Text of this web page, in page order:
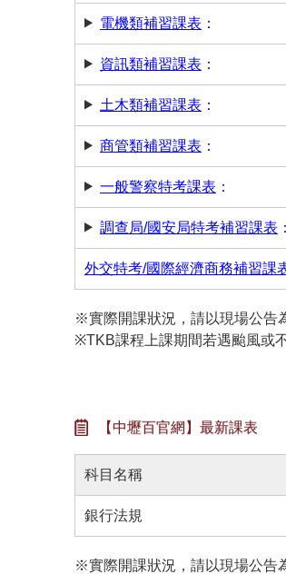
電機類補習課表 ：
資訊類補習課表 ：
土木類補習課表 ：
商管類補習課表 ：
一般警察特考課表 ：
調查局/國安局特考補習課表 ：
外交特考/國際經濟商務補習課
※實際開課狀況，請以現場公告
※TKB課程上課期間若遇颱風或
【中壢百官網】最新課表
科目名稱
銀行法規
※實際開課狀況，請以現場公告